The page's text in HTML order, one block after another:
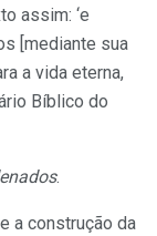
assim: ‘e
[mediante sua
a vida eterna,
Bíblico do
.
a construção da